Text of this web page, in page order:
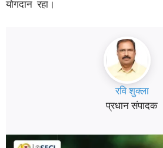
योगदान रहा।
रवि शुक्ला
प्रधान संपादक